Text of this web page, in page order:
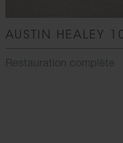
AUSTIN HEALEY
Restauration complète